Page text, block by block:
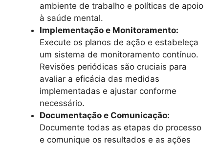
ambiente de trabalho e políticas de apoio
à saúde mental.
Implementação e Monitoramento:
Execute os planos de ação e estabeleça
um sistema de monitoramento contínuo.
Revisões periódicas são cruciais para
avaliar a eficácia das medidas
implementadas e ajustar conforme
necessário.
Documentação e Comunicação:
Documente todas as etapas do processo
e comunique os resultados e as ações